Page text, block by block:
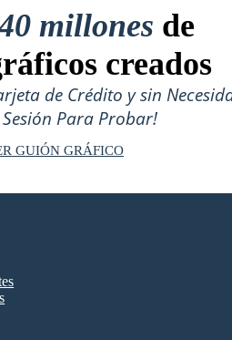
millones de
creados
de Crédito y sin
Para Probar!
GUIÓN GRÁFICO